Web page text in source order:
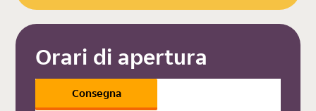
Orari di apertura
Consegna